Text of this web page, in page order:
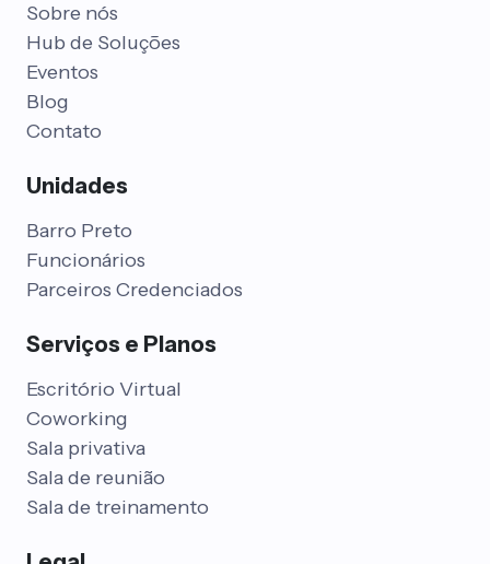
Sobre nós
Hub de Soluções
Eventos
Blog
Contato
Unidades
Barro Preto
Funcionários
Parceiros Credenciados
Serviços e Planos
Escritório Virtual
Coworking
Sala privativa
Sala de reunião
Sala de treinamento